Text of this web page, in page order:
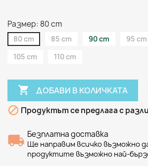
Размер: 80 cm
80 cm 85 cm 90 cm 95 cm
105 cm
110 cm
 ДОБАВИ В КОЛИЧКАТА
 Продуктът се предлага с
Безплатна доставка
Ще направим всичко възможно
продуктите възможно най-